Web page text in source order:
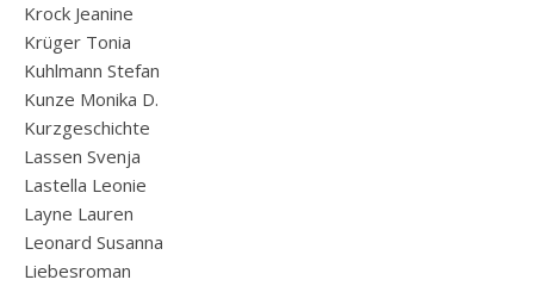
Krock Jeanine
Krüger Tonia
Kuhlmann Stefan
Kunze Monika D.
Kurzgeschichte
Lassen Svenja
Lastella Leonie
Layne Lauren
Leonard Susanna
Liebesroman